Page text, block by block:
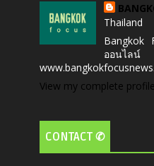
Thailand
Bangkok
ออนไลน์
View my complete profile
CONTACT ✆